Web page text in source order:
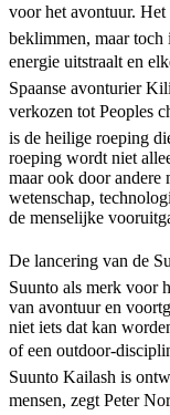
voor het avontuur.
beklimmen, maar toch
energie uitstraalt en
Spaanse avonturier
verkozen tot Peoples
is de heilige roeping
roeping wordt niet
maar ook door andere
wetenschap,
de menselijke
De lancering van de
Suunto als merk voor
van avontuur en
niet iets dat kan
of een outdoor-
Suunto Kailash is
mensen, zegt Peter